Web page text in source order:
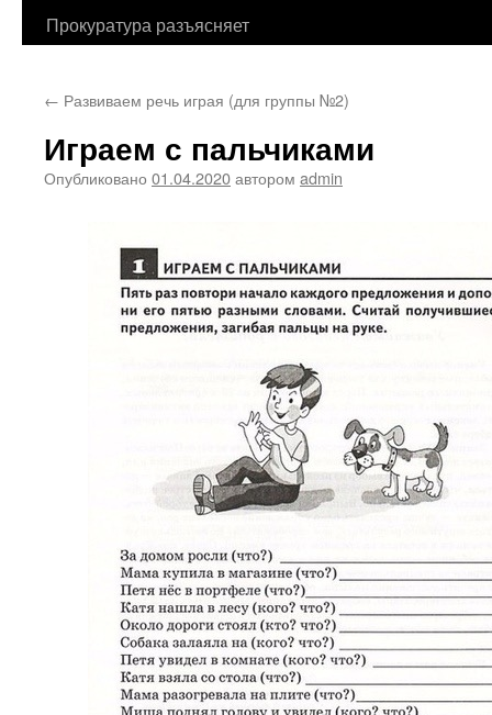
Прокуратура разъясняет
← Развиваем речь играя (для группы №2)
Играем с пальчиками
Опубликовано 01.04.2020автором admin